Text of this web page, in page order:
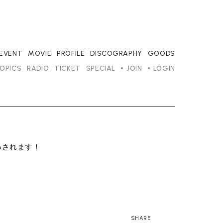
MOVIE PROFILE DISCOGRAPHY
GOODS
RADIO TICKET SPECIAL JOIN LOGIN
されます！
SHARE